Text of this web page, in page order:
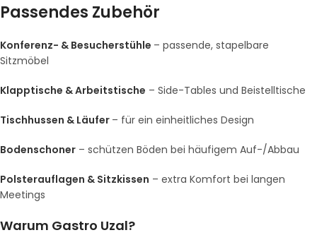
Passendes Zubehör
Konferenz- & Besucherstühle – passende, stapelbare
Sitzmöbel
Klapptische & Arbeitstische – Side-Tables und Beistelltische
Tischhussen & Läufer – für ein einheitliches Design
Bodenschoner – schützen Böden bei häufigem Auf-/Abbau
Polsterauflagen & Sitzkissen – extra Komfort bei langen
Meetings
Warum Gastro Uzal?